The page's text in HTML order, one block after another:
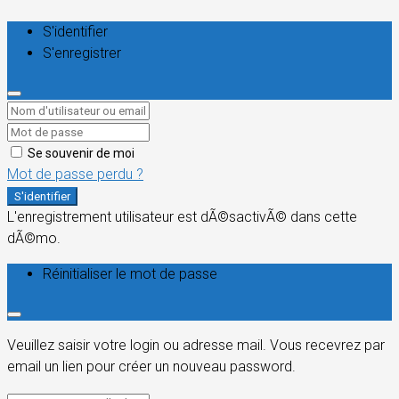
S'identifier
S'enregistrer
Se souvenir de moi
Mot de passe perdu ?
S'identifier
L'enregistrement utilisateur est dÃ©sactivÃ© dans cette
dÃ©mo.
Réinitialiser le mot de passe
Veuillez saisir votre login ou adresse mail. Vous recevrez par
email un lien pour créer un nouveau password.